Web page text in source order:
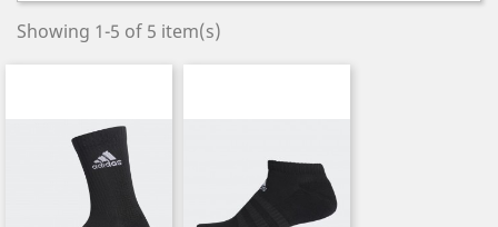
Showing 1-5 of 5 item(s)